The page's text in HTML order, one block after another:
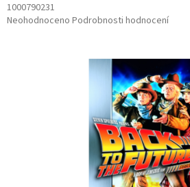
1000790231
Průměrné
Neohodnoceno Podrobnosti hodnocení